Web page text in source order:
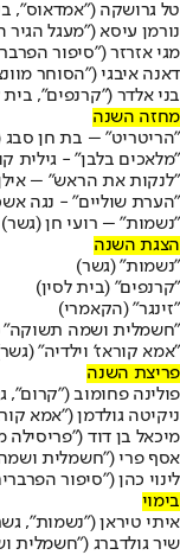
טל גרושקה ("אמדאוס",
נורמן עיסא ("מעגל הגיר
מגי אזרזר ("סיפור
דאנה איבגי ("הסוחר
בני אלדר ("קרנפים", בית
מחזה השנה
"הריטריט" – בת חן סבג
"מלאכים בלבן" - גילית
"לנקות את הראש" –
"הערת שוליים" - נגה
"נשמות" – רועי חן (גשר)
הצגת השנה
"נשמות" (גשר)
"קרנפים" (בית לסין)
"זינגר" (הקאמרי)
"חשמלית ושמה תשוקה"
"אמא קוראז' וילדיה"
פריצת השנה
פולינה פחומוב ("קרום",
ניקיטה גולדמן ("אמא
מיכאל בן דוד
אסף פרי ("חשמלית
לינוי כהן ("סיפור
בימוי
איתי טיראן ("נשמות",
שיר גולדברג ("חשמלית